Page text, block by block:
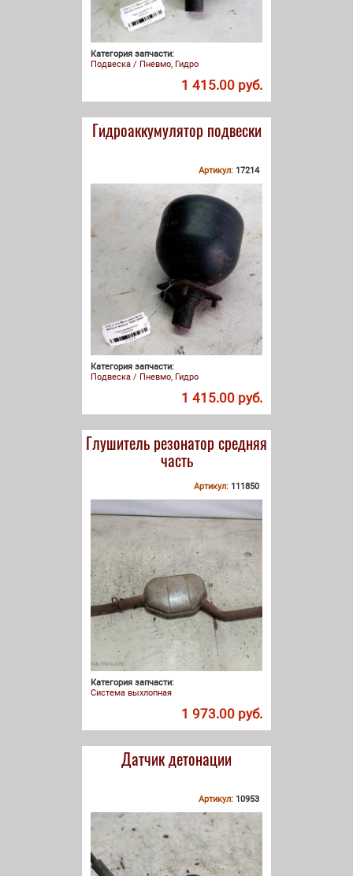
Категория запчасти:
Подвеска / Пневмо, Гидро
1 415.00 руб.
Гидроаккумулятор подвески
Артикул: 17214
Категория запчасти:
Подвеска / Пневмо, Гидро
1 415.00 руб.
Глушитель резонатор средняя
часть
Артикул: 111850
Категория запчасти:
Система выхлопная
1 973.00 руб.
Датчик детонации
Артикул: 10953